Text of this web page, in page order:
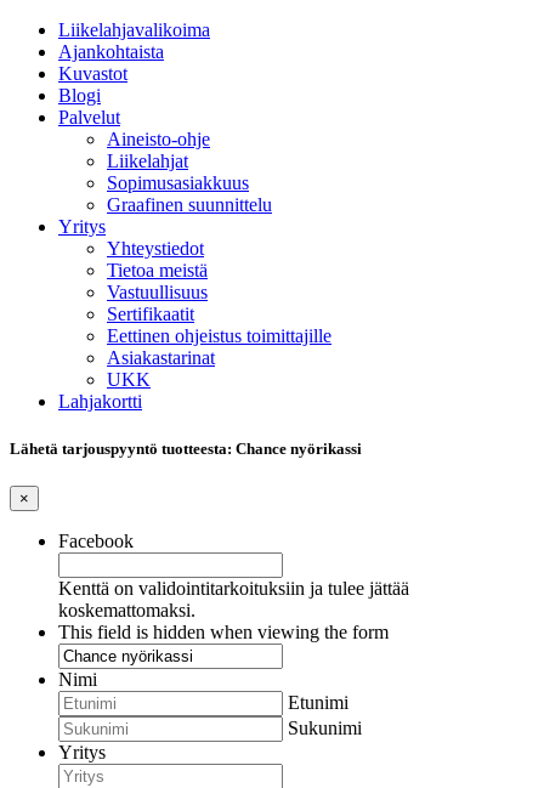
Liikelahjavalikoima
Ajankohtaista
Kuvastot
Blogi
Palvelut
Aineisto-ohje
Liikelahjat
Sopimusasiakkuus
Graafinen suunnittelu
Yritys
Yhteystiedot
Tietoa meistä
Vastuullisuus
Sertifikaatit
Eettinen ohjeistus toimittajille
Asiakastarinat
UKK
Lahjakortti
Lähetä tarjouspyyntö tuotteesta: Chance nyörikassi
×
Facebook
Kenttä on validointitarkoituksiin ja tulee jättää
koskemattomaksi.
This field is hidden when viewing the form
Nimi
Etunimi
Sukunimi
Yritys